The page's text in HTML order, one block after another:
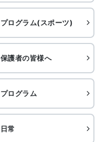
プログラム(スポーツ)
保護者の皆様へ
プログラム
日常